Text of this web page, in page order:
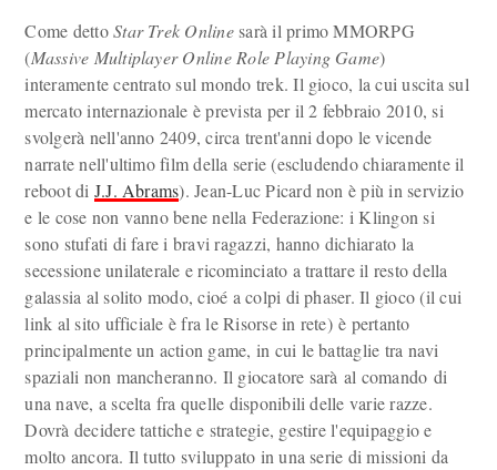
Come dettoStar Trek Onlinesarà il primo MMORPG
(Massive Multiplayer Online Role Playing Game)
interamente centrato sul mondo trek. Il gioco, la cui uscita sul
mercato internazionale è prevista per il 2 febbraio 2010, si
svolgerà nell'anno 2409, circa trent'anni dopo le vicende
narrate nell'ultimo film della serie (escludendo chiaramente il
reboot di J.J. Abrams). Jean-Luc Picard non è più in servizio
e le cose non vanno bene nella Federazione: i Klingon si
sono stufati di fare i bravi ragazzi, hanno dichiarato la
secessione unilaterale e ricominciato a trattare il resto della
galassia al solito modo, cioé a colpi di phaser. Il gioco (il cui
link al sito ufficiale è fra le Risorse in rete) è pertanto
principalmente un action game, in cui le battaglie tra navi
spaziali non mancheranno. Il giocatore sarà al comando di
una nave, a scelta fra quelle disponibili delle varie razze.
Dovrà decidere tattiche e strategie, gestire l'equipaggio e
molto ancora. Il tutto sviluppato in una serie di missioni da